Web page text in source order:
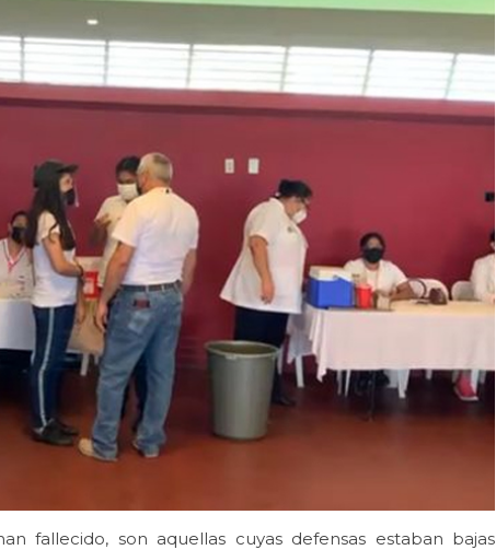
fallecido, son aquellas cuyas defensas estaban bajas